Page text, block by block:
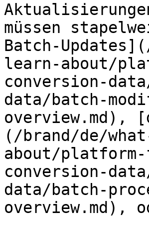
müssen
Batch-
learn-about/
conversion-
data/batch-
overview.md),
(/brand/de/
about/
conversion-
data/batch-
overview.md),